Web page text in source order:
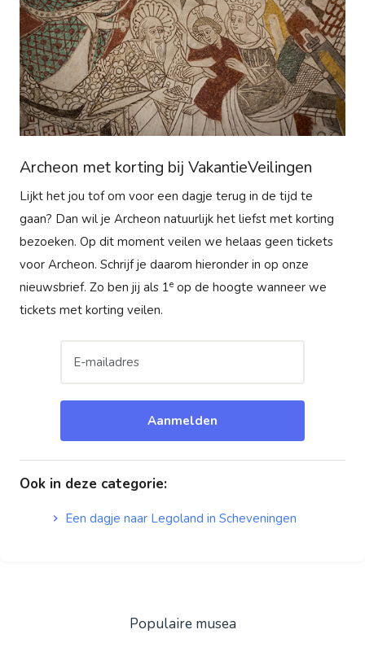
Archeon met korting bij VakantieVeilingen
Lijkt het jou tof om voor een dagje terug in de tijd te
gaan? Dan wil je Archeon natuurlijk het liefst met korting
bezoeken. Op dit moment veilen we helaas geen tickets
voor Archeon. Schrijf je daarom hieronder in op onze
nieuwsbrief. Zo ben jij als 1e op de hoogte wanneer we
tickets met korting veilen.
Aanmelden
Ook in deze categorie:
Een dagje naar Legoland in Scheveningen
Populaire musea